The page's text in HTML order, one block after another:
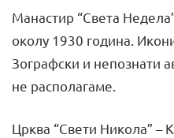
Манастир “Света
околу 1930 година.
Зографски и непознати
не располагаме.
Црква “Свети Никола” –